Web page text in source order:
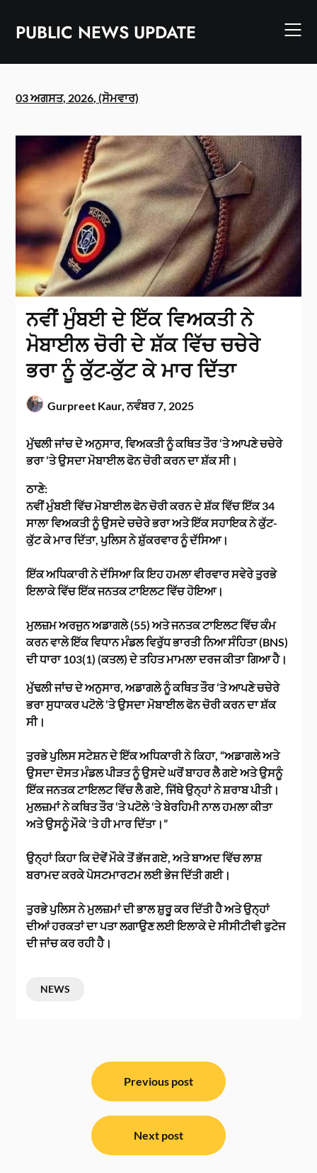
contentPUBLIC NEWS UPDATE
03 ਅਗਸਤ, 2026, (ਸੋਮਵਾਰ)
ਨਵੀਂ ਮੁੰਬਈ ਦੇ ਇੱਕ ਵਿਅਕਤੀ ਨੇ
ਮੋਬਾਈਲ ਚੋਰੀ ਦੇ ਸ਼ੱਕ ਵਿੱਚ ਚਚੇਰੇ
ਭਰਾ ਨੂੰ ਕੁੱਟ-ਕੁੱਟ ਕੇ ਮਾਰ ਦਿੱਤਾ
Gurpreet Kaur,ਨਵੰਬਰ 7, 2025
ਮੁੱਢਲੀ ਜਾਂਚ ਦੇ ਅਨੁਸਾਰ, ਵਿਅਕਤੀ ਨੂੰ ਕਥਿਤ ਤੌਰ ‘ਤੇ ਆਪਣੇ ਚਚੇਰੇ
ਭਰਾ ‘ਤੇ ਉਸਦਾ ਮੋਬਾਈਲ ਫੋਨ ਚੋਰੀ ਕਰਨ ਦਾ ਸ਼ੱਕ ਸੀ।
ਠਾਣੇ:
ਨਵੀਂ ਮੁੰਬਈ ਵਿੱਚ ਮੋਬਾਈਲ ਫੋਨ ਚੋਰੀ ਕਰਨ ਦੇ ਸ਼ੱਕ ਵਿੱਚ ਇੱਕ 34
ਸਾਲਾ ਵਿਅਕਤੀ ਨੂੰ ਉਸਦੇ ਚਚੇਰੇ ਭਰਾ ਅਤੇ ਇੱਕ ਸਹਾਇਕ ਨੇ ਕੁੱਟ-
ਕੁੱਟ ਕੇ ਮਾਰ ਦਿੱਤਾ, ਪੁਲਿਸ ਨੇ ਸ਼ੁੱਕਰਵਾਰ ਨੂੰ ਦੱਸਿਆ।
ਇੱਕ ਅਧਿਕਾਰੀ ਨੇ ਦੱਸਿਆ ਕਿ ਇਹ ਹਮਲਾ ਵੀਰਵਾਰ ਸਵੇਰੇ ਤੁਰਭੇ
ਇਲਾਕੇ ਵਿੱਚ ਇੱਕ ਜਨਤਕ ਟਾਇਲਟ ਵਿੱਚ ਹੋਇਆ।
ਮੁਲਜ਼ਮ ਅਰਜੁਨ ਅਡਾਗਲੇ (55) ਅਤੇ ਜਨਤਕ ਟਾਇਲਟ ਵਿੱਚ ਕੰਮ
ਕਰਨ ਵਾਲੇ ਇੱਕ ਵਿਧਾਨ ਮੰਡਲ ਵਿਰੁੱਧ ਭਾਰਤੀ ਨਿਆ ਸੰਹਿਤਾ (BNS)
ਦੀ ਧਾਰਾ 103(1) (ਕਤਲ) ਦੇ ਤਹਿਤ ਮਾਮਲਾ ਦਰਜ ਕੀਤਾ ਗਿਆ ਹੈ।
ਮੁੱਢਲੀ ਜਾਂਚ ਦੇ ਅਨੁਸਾਰ, ਅਡਾਗਲੇ ਨੂੰ ਕਥਿਤ ਤੌਰ ‘ਤੇ ਆਪਣੇ ਚਚੇਰੇ
ਭਰਾ ਸੁਧਾਕਰ ਪਟੋਲੇ ‘ਤੇ ਉਸਦਾ ਮੋਬਾਈਲ ਫੋਨ ਚੋਰੀ ਕਰਨ ਦਾ ਸ਼ੱਕ
ਸੀ।
ਤੁਰਭੇ ਪੁਲਿਸ ਸਟੇਸ਼ਨ ਦੇ ਇੱਕ ਅਧਿਕਾਰੀ ਨੇ ਕਿਹਾ, “ਅਡਾਗਲੇ ਅਤੇ
ਉਸਦਾ ਦੋਸਤ ਮੰਡਲ ਪੀੜਤ ਨੂੰ ਉਸਦੇ ਘਰੋਂ ਬਾਹਰ ਲੈ ਗਏ ਅਤੇ ਉਸਨੂੰ
ਇੱਕ ਜਨਤਕ ਟਾਇਲਟ ਵਿੱਚ ਲੈ ਗਏ, ਜਿੱਥੇ ਉਨ੍ਹਾਂ ਨੇ ਸ਼ਰਾਬ ਪੀਤੀ।
ਮੁਲਜ਼ਮਾਂ ਨੇ ਕਥਿਤ ਤੌਰ ‘ਤੇ ਪਟੋਲੇ ‘ਤੇ ਬੇਰਹਿਮੀ ਨਾਲ ਹਮਲਾ ਕੀਤਾ
ਅਤੇ ਉਸਨੂੰ ਮੌਕੇ ‘ਤੇ ਹੀ ਮਾਰ ਦਿੱਤਾ।”
ਉਨ੍ਹਾਂ ਕਿਹਾ ਕਿ ਦੋਵੇਂ ਮੌਕੇ ਤੋਂ ਭੱਜ ਗਏ, ਅਤੇ ਬਾਅਦ ਵਿੱਚ ਲਾਸ਼
ਬਰਾਮਦ ਕਰਕੇ ਪੋਸਟਮਾਰਟਮ ਲਈ ਭੇਜ ਦਿੱਤੀ ਗਈ।
ਤੁਰਭੇ ਪੁਲਿਸ ਨੇ ਮੁਲਜ਼ਮਾਂ ਦੀ ਭਾਲ ਸ਼ੁਰੂ ਕਰ ਦਿੱਤੀ ਹੈ ਅਤੇ ਉਨ੍ਹਾਂ
ਦੀਆਂ ਹਰਕਤਾਂ ਦਾ ਪਤਾ ਲਗਾਉਣ ਲਈ ਇਲਾਕੇ ਦੇ ਸੀਸੀਟੀਵੀ ਫੁਟੇਜ
ਦੀ ਜਾਂਚ ਕਰ ਰਹੀ ਹੈ।
NEWS
Previous post
Next post